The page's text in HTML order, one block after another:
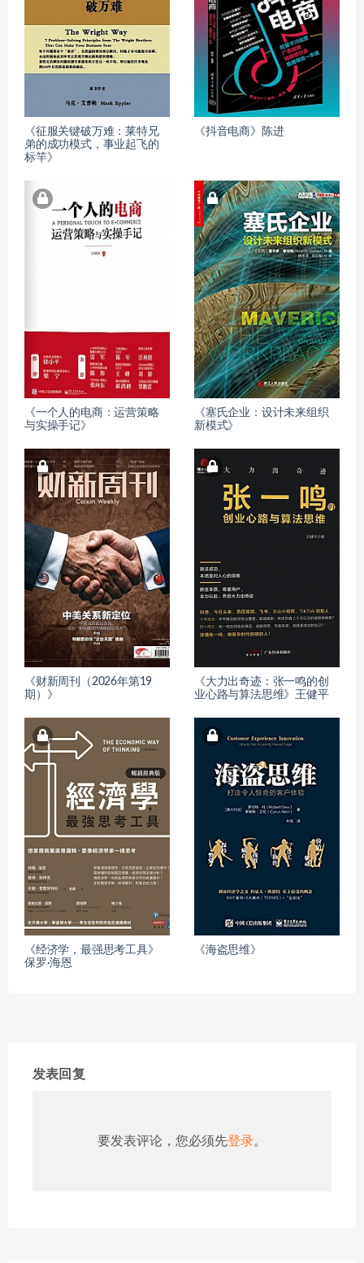
《征服关键破万难：莱特兄
弟的成功模式，事业起飞的
标竿》
《抖音电商》陈进
《一个人的电商：运营策略
与实操手记》
《塞氏企业：设计未来组织
新模式》
《财新周刊（2026年第19
期）》
《大力出奇迹：张一鸣的创
业心路与算法思维》王健平
《经济学，最强思考工具》
保罗·海恩
《海盗思维》
发表回复
要发表评论，您必须先登录。